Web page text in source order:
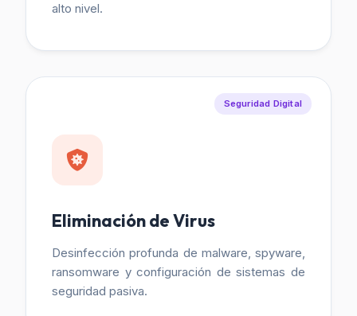
alto nivel.
Seguridad Digital
Eliminación de Virus
Desinfección profunda de malware, spyware,
ransomware y configuración de sistemas de
seguridad pasiva.